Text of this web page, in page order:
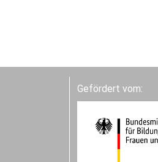
Gefördert vom: